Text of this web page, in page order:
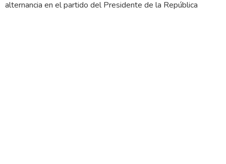
alternancia en el partido del Presidente de la República